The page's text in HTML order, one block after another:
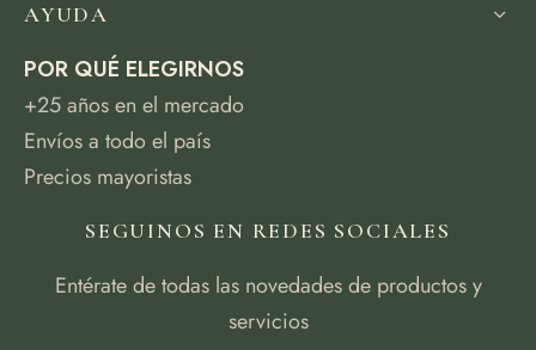
AYUDA
POR QUÉ ELEGIRNOS
+25 años en el mercado
Envíos a todo el país
Precios mayoristas
SEGUINOS EN REDES SOCIALES
Entérate de todas las novedades de productos y
servicios